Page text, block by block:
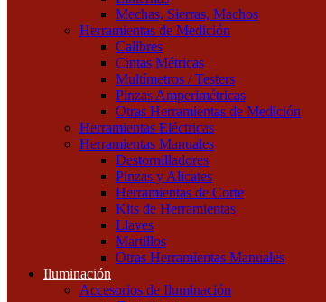
Mechas, Sierras, Machos
Herramientas de Medición
Calibres
Cintas Métricas
Multímetros / Testers
Pinzas Amperimétricas
Otras Herramientas de Medición
Herramientas Eléctricas
Herramientas Manuales
Destornilladores
Pinzas y Alicates
Herramientas de Corte
Kits de Herramientas
Llaves
Martillos
Otras Herramientas Manuales
Iluminación
Accesorios de Iluminación
Fichas y prolongadores
Terminales
Cables Especiales
Cables de Instrumentación
Cables para Alta Temperatura
Cables Blindados
Cables Subterráneos
Cables TPR Tipo Taller
Cables Unipolares
Cables Multipolares
Herramientas
Accesorios e Insumos
Cajas de Herramientas
Mechas, Sierras, Machos
Herramientas de Medición
Calibres